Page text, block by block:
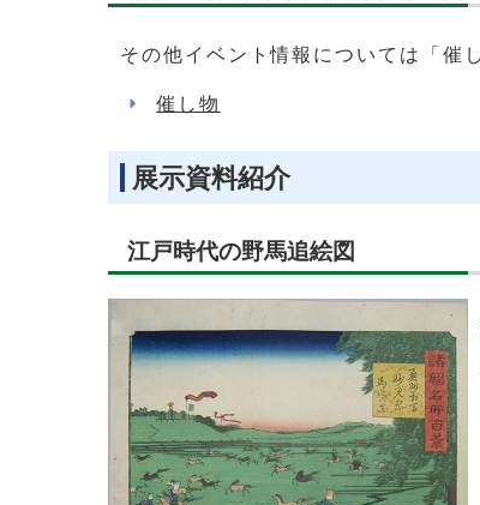
その他イベント情報については「催
催し物
展示資料紹介
江戸時代の野馬追絵図